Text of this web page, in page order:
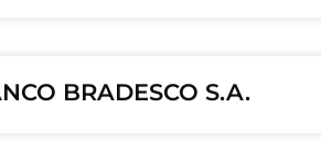
BRADESCO S.A.